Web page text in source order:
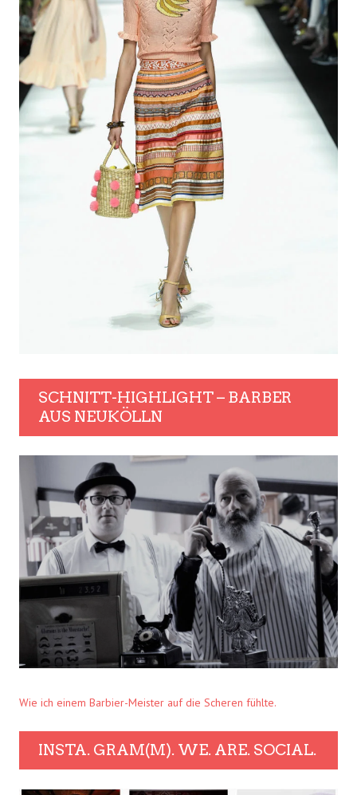
SCHNITT-HIGHLIGHT – BARBER
AUS NEUKÖLLN
Wie ich einem Barbier-Meister auf die Scheren fühlte.
INSTA. GRAM(M). WE. ARE. SOCIAL.